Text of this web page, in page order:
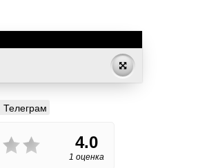
Телеграм
4.0
1 оценка